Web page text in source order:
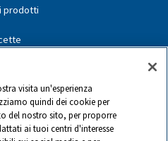
prodotti
partner
marchi
visita un'esperienza
quindi dei cookie per
del nostro sito, per proporre
ai tuoi centri d'interesse